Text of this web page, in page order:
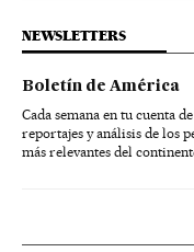
NEWSLETTERS
Boletín de América
Cada semana en tu cuenta
reportajes y análisis de los
más relevantes del